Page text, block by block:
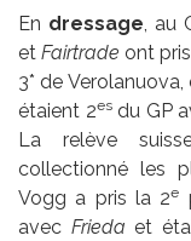
En dressage, au
et Fairtrade ont
3* de
étaient 2esdu GP
La relève
collectionné les
Vogg a pris la 2e
avec Frieda et